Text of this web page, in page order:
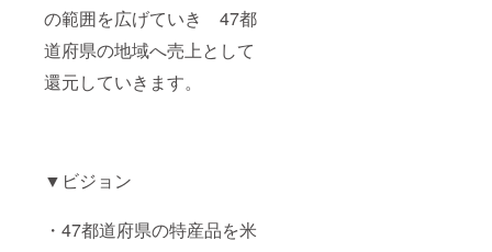
の範囲を広げていき 47都
道府県の地域へ売上として
還元していきます。
▼ビジョン
・47都道府県の特産品を米